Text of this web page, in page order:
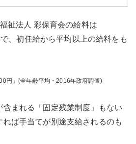
祉法人 彩保育会の給料は
、初任給から平均以上の給料をも
円」(全年齢平均・2016年政府調査)
含まれる「固定残業制度」もない
ば手当てが別途支給されるのも